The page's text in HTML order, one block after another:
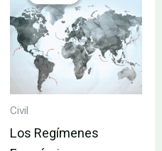
Civil
Los Regímenes
era:
145.55€.
es:
138.27€.